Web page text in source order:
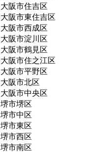
大阪市住吉区
大阪市東住吉区
大阪市西成区
大阪市淀川区
大阪市鶴見区
大阪市住之江区
大阪市平野区
大阪市北区
大阪市中央区
堺市堺区
堺市中区
堺市東区
堺市西区
堺市南区